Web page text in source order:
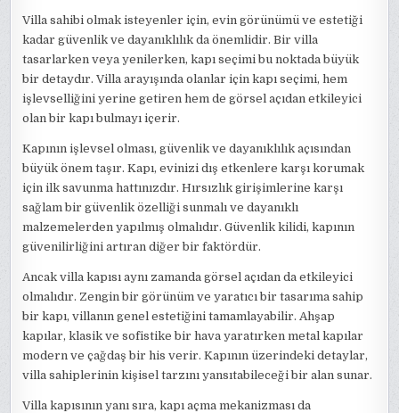
Villa sahibi olmak isteyenler için, evin görünümü ve estetiği
kadar güvenlik ve dayanıklılık da önemlidir. Bir villa
tasarlarken veya yenilerken, kapı seçimi bu noktada büyük
bir detaydır. Villa arayışında olanlar için kapı seçimi, hem
işlevselliğini yerine getiren hem de görsel açıdan etkileyici
olan bir kapı bulmayı içerir.
Kapının işlevsel olması, güvenlik ve dayanıklılık açısından
büyük önem taşır. Kapı, evinizi dış etkenlere karşı korumak
için ilk savunma hattınızdır. Hırsızlık girişimlerine karşı
sağlam bir güvenlik özelliği sunmalı ve dayanıklı
malzemelerden yapılmış olmalıdır. Güvenlik kilidi, kapının
güvenilirliğini artıran diğer bir faktördür.
Ancak villa kapısı aynı zamanda görsel açıdan da etkileyici
olmalıdır. Zengin bir görünüm ve yaratıcı bir tasarıma sahip
bir kapı, villanın genel estetiğini tamamlayabilir. Ahşap
kapılar, klasik ve sofistike bir hava yaratırken metal kapılar
modern ve çağdaş bir his verir. Kapının üzerindeki detaylar,
villa sahiplerinin kişisel tarzını yansıtabileceği bir alan sunar.
Villa kapısının yanı sıra, kapı açma mekanizması da